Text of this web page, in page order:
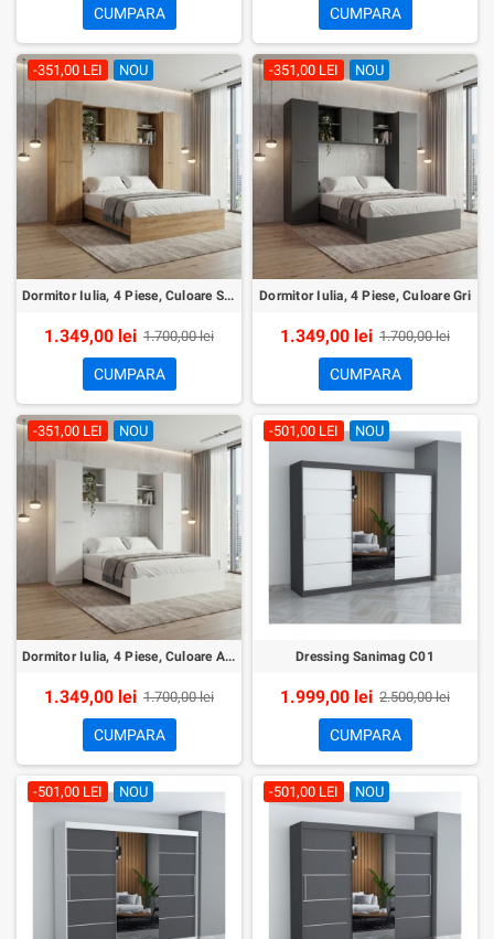
CUMPARA CUMPARA
-351,00 LEI NOU
Dormitor Iulia, 4 Piese, Culoare Sonoma
1.349,00 lei 1.700,00 lei
CUMPARA
-351,00 LEI NOU
Dormitor Iulia, 4 Piese, Culoare Gri
1.349,00 lei 1.700,00 lei
CUMPARA
-351,00 LEI NOU
Dormitor Iulia, 4 Piese, Culoare Alb
1.349,00 lei 1.700,00 lei
CUMPARA
-501,00 LEI NOU
Dressing Sanimag C01
1.999,00 lei 2.500,00 lei
CUMPARA
-501,00 LEI NOU -501,00 LEI NOU